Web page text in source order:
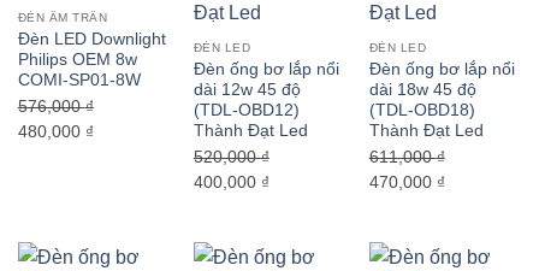
ĐÈN ÂM TRẦN
Đèn LED Downlight
Philips OEM 8w
COMI-SP01-8W
576,000₫
Giá
480,000 ₫Giá
ĐÈN LED
Đèn ống bơ lắp nổi
dài 12w 45 độ
(TDL-OBD12)
Thành Đạt Led
520,000₫
Giá
520,000 ₫.
400,000 ₫Giá
là:
ĐÈN LED
Đèn ống bơ lắp nổi
dài 18w 45 độ
(TDL-OBD18)
Thành Đạt Led
611,000₫
Giá
611,000 ₫.
470,000 ₫Giá
là: